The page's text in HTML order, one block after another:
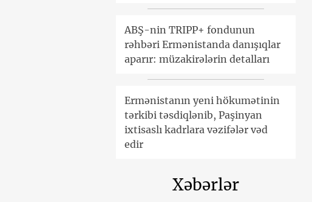
ABŞ-nin TRIPP+ fondunun
rəhbəri Ermənistanda danışıqlar
aparır: müzakirələrin detalları
Ermənistanın yeni hökumətinin
tərkibi təsdiqlənib, Paşinyan
ixtisaslı kadrlara vəzifələr vəd
edir
Xəbərlər